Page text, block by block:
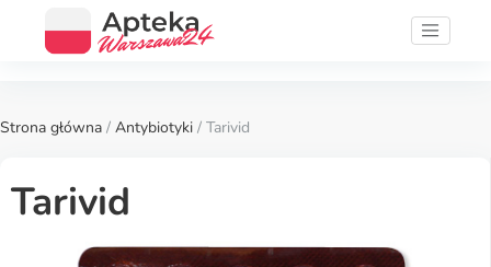
Strona główna / Antybiotyki / Tarivid
Tarivid